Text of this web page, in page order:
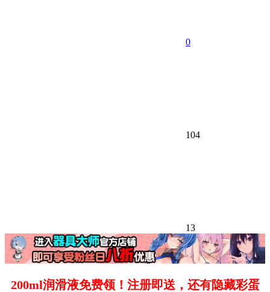
0
104
13
200ml润滑液免费领！注册即送，还有隐藏彩蛋